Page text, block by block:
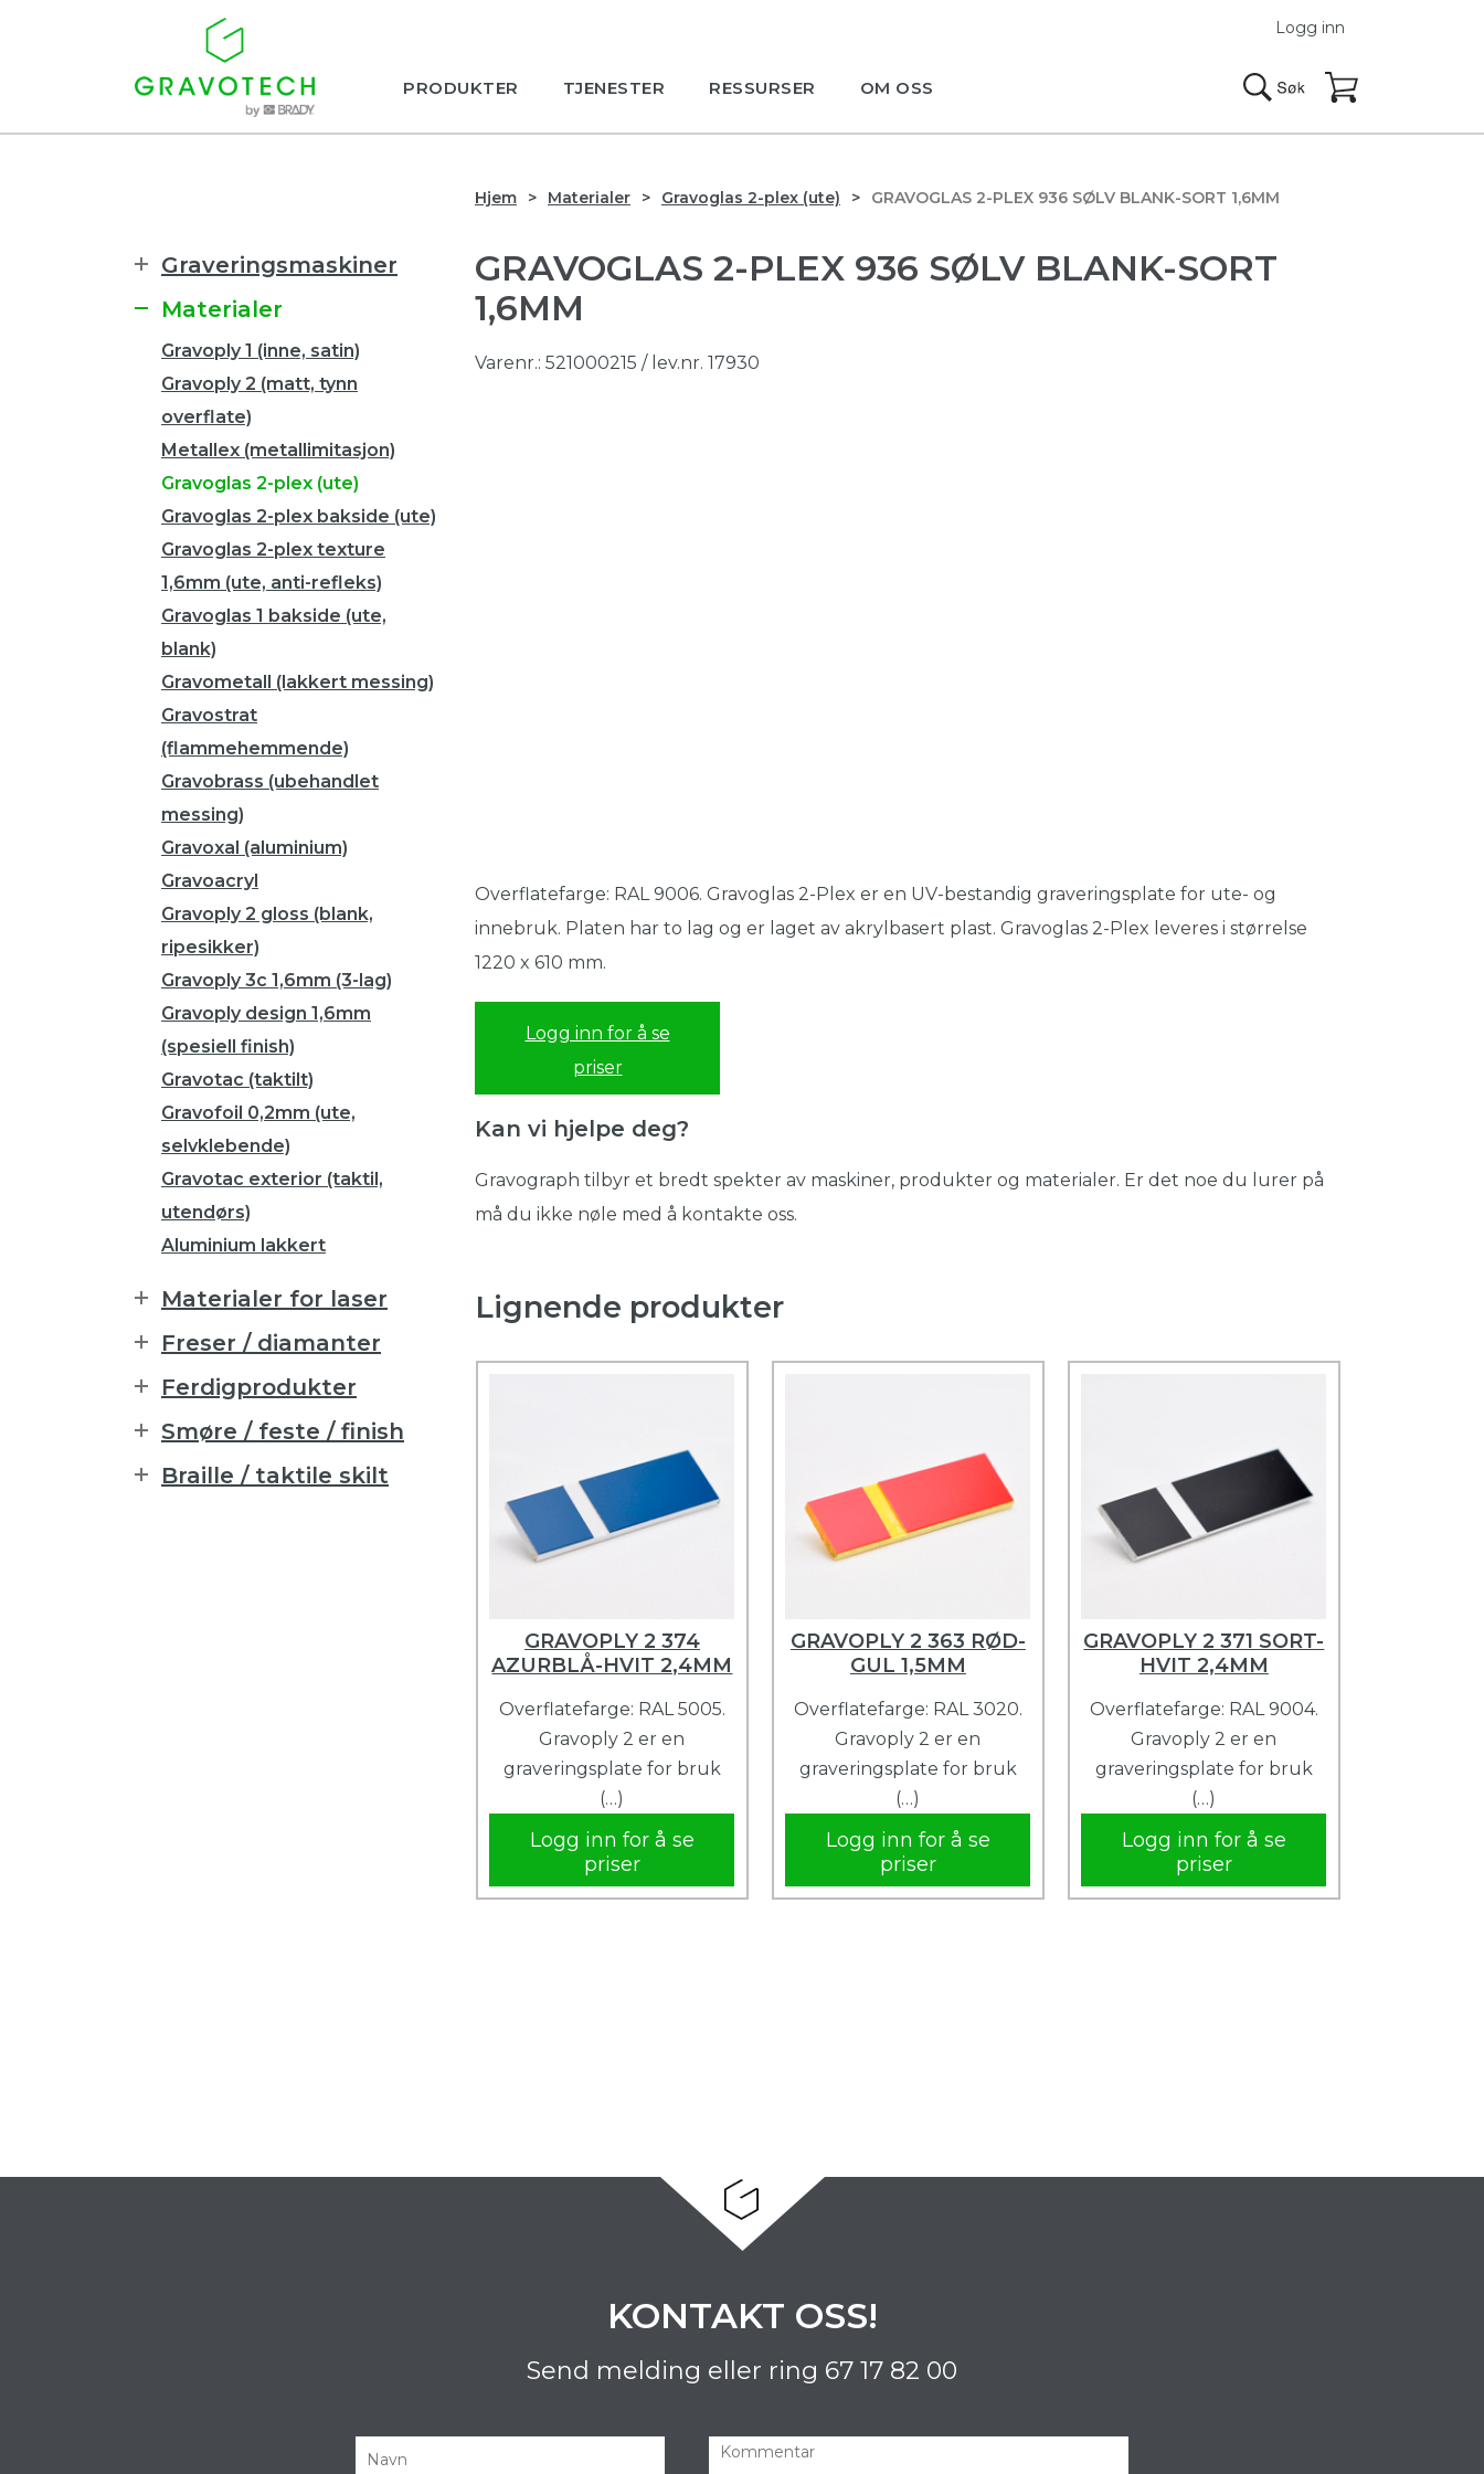
PRODUKTER TJENESTER RESSURSER OM OSS
Logg inn
Hjem Materialer Gravoglas 2-plex (ute) GRAVOGLAS 2-PLEX 936 SØLV BLANK-SORT 1,6MM
GRAVOGLAS 2-PLEX 936 SØLV BLANK-SORT
1,6MM
Varenr.: 521000215 / lev.nr. 17930
Overflatefarge: RAL 9006. Gravoglas 2-Plex er en UV-bestandig graveringsplate for ute- og
innebruk. Platen har to lag og er laget av akrylbasert plast. Gravoglas 2-Plex leveres i størrelse
1220 x 610 mm.
Logg inn for å se
priser
Kan vi hjelpe deg?
Gravograph tilbyr et bredt spekter av maskiner, produkter og materialer. Er det noe du lurer på
må du ikke nøle med å kontakte oss.
Lignende produkter
GRAVOPLY 2 374
AZURBLÅ-HVIT 2,4MM
Overflatefarge: RAL 5005.
Gravoply 2 er en
graveringsplate for bruk
(…)
Logg inn for å se
priser
GRAVOPLY 2 363 RØD-
GUL 1,5MM
Overflatefarge: RAL 3020.
Gravoply 2 er en
graveringsplate for bruk
(…)
Logg inn for å se
priser
GRAVOPLY 2 371 SORT-
HVIT 2,4MM
Overflatefarge: RAL 9004.
Gravoply 2 er en
graveringsplate for bruk
(…)
Logg inn for å se
priser
Graveringsmaskiner
Materialer
Gravoply 1 (inne, satin)
Gravoply 2 (matt, tynn
overflate)
Metallex (metallimitasjon)
Gravoglas 2-plex (ute)
Gravoglas 2-plex bakside (ute)
Gravoglas 2-plex texture
1,6mm (ute, anti-refleks)
Gravoglas 1 bakside (ute,
blank)
Gravometall (lakkert messing)
Gravostrat
(flammehemmende)
Gravobrass (ubehandlet
messing)
Gravoxal (aluminium)
Gravoacryl
Gravoply 2 gloss (blank,
ripesikker)
Gravoply 3c 1,6mm (3-lag)
Gravoply design 1,6mm
(spesiell finish)
Gravotac (taktilt)
Gravofoil 0,2mm (ute,
selvklebende)
Gravotac exterior (taktil,
utendørs)
Aluminium lakkert
Materialer for laser
Freser / diamanter
Ferdigprodukter
Smøre / feste / finish
Braille / taktile skilt
KONTAKT OSS!
Send melding eller ring 67 17 82 00